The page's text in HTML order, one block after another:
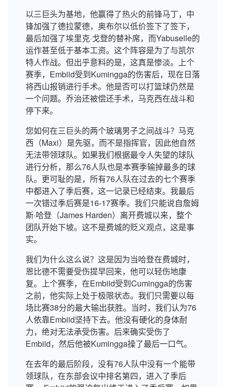
以三巨头为基地，他赢得了热火的前锋马丁，中
锋加强了德拉蒙德，奥布尔以低价签下了签下，
最后加强了埃里克·戈登的替补席，而Yabuselle的
运作甚至低于基本工资。这个阵容是为了与凯尔
特人作战。但出乎意料的是，这真是惨淡。上个
赛季，Embiid受到Kumingga的伤害后，现在日落
将西山报销进行手术。他是否可以打篮球仍然是
一个问题。乔治还被偿还手术，马克西在战斗和
停下来。
您如何在三巨头的两个玻璃男子之间战斗？马克
西（Maxi）是先驱，而不是指挥官，因此他自然
无法带领球队。如果我们根据最令人失望的球队
进行分析，那么76人队也是本赛季输掉最多的球
队。更可耻的是，所有76人队在过去的七个赛季
中都进入了季后赛，这一记录已经结束。我最后
一次错过季后赛是16-17赛季。我们只能说自詹姆
斯·哈登（James Harden）离开费城以来，整个
团队开始下坡。这不是费城的贬义观点，这是事
实。
我们为什么这么说？这是因为当哈登在费城时，
恩比德不需要受伤提早回来，他可以轻伤地康
复。上个赛季，在Embiid受到Cumingga的伤害
之前，他实际上处于极限状态。我们只需要以每
场比赛38分的最大输出获胜。当时，我们认为76
人依靠Embiid坚持下去。他没有硬化的身体耐
力，绝对无法承受伤害。后来确实受伤了
Embiid，然后他被Kumingga操了最后一口气。
在去年的最后阶段，没有76人队中没有一个能带
领球队，在东部会议中排名第四，进入了季后